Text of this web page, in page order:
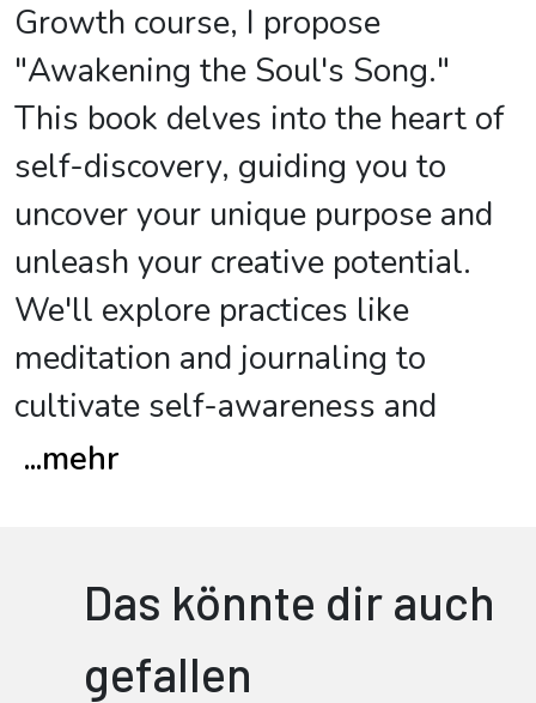
Growth course, I propose
"Awakening the Soul's Song."
This book delves into the heart of
self-discovery, guiding you to
uncover your unique purpose and
unleash your creative potential.
We'll explore practices like
meditation and journaling to
cultivate self-awareness and
...mehr
Das könnte dir auch
gefallen